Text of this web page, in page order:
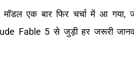
मॉडल एक बार फिर चर्चा में आ
Fable 5 से जुड़ी हर जरूरी